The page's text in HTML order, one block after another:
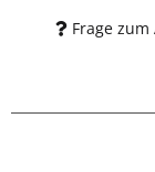
Frage